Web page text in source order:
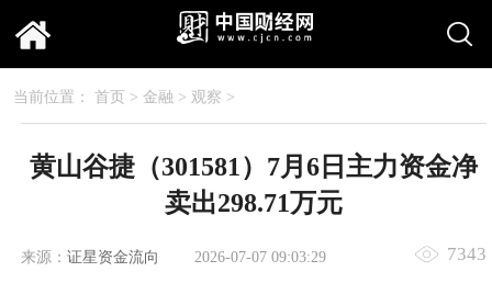
当前位置： 首页 > 金融 > 观察 >
黄山谷捷（301581）7月6日主力资金净
卖出298.71万元
来源： 证星资金流向 2026-07-07 09:03:29 7343